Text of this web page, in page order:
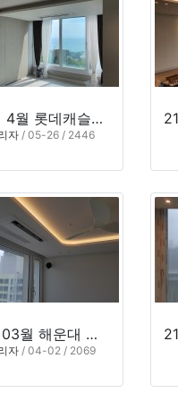
21년 4월 롯데캐슬몰운대 (부산 사하구 다대동)
자 / 05-26 / 2446
21년03월 해운대 대우월드마크센텀 10*동 **02호 (부산시 해운대구)
자/ 04-02 / 2069